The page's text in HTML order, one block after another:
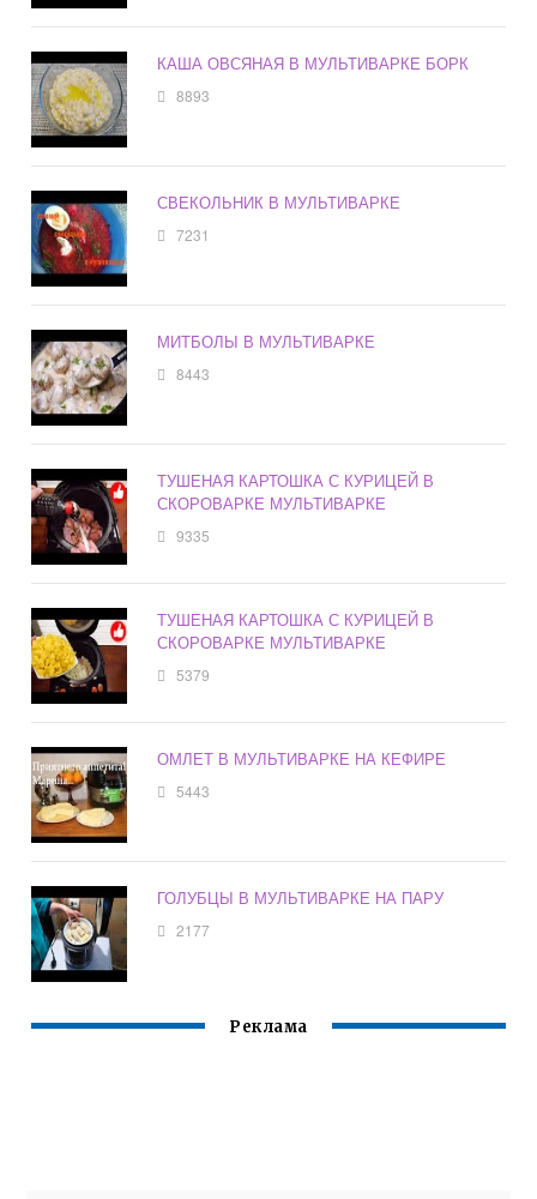
КАША ОВСЯНАЯ В МУЛЬТИВАРКЕ БОРК
8893
СВЕКОЛЬНИК В МУЛЬТИВАРКЕ
7231
МИТБОЛЫ В МУЛЬТИВАРКЕ
8443
ТУШЕНАЯ КАРТОШКА С КУРИЦЕЙ В
СКОРОВАРКЕ МУЛЬТИВАРКЕ
9335
ТУШЕНАЯ КАРТОШКА С КУРИЦЕЙ В
СКОРОВАРКЕ МУЛЬТИВАРКЕ
5379
ОМЛЕТ В МУЛЬТИВАРКЕ НА КЕФИРЕ
5443
ГОЛУБЦЫ В МУЛЬТИВАРКЕ НА ПАРУ
2177
Реклама